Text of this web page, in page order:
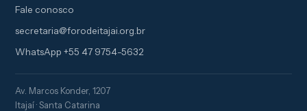
Fale conosco
secretaria@forodeitajai.org.br
WhatsApp +55 47 9754-5632
Av. Marcos Konder, 1207
Itajaí · Santa Catarina